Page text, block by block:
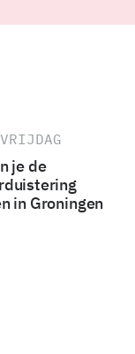
VRIJDAG
je de
in Groningen